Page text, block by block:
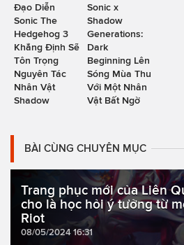
Đạo Diễn
Sonic The
Hedgehog 3
Khẳng Định Sẽ
Tôn Trọng
Nguyên Tác
Nhân Vật
Shadow
Sonic x
Shadow
Generations:
Dark
Beginning Lên
Sóng Mùa Thu
Với Một Nhân
Vật Bất Ngờ
BÀI CÙNG CHUYÊN MỤC
Trang phục mới của Liên
cho là học hỏi ý tưởng từ
Riot
08/05/2024 16:31